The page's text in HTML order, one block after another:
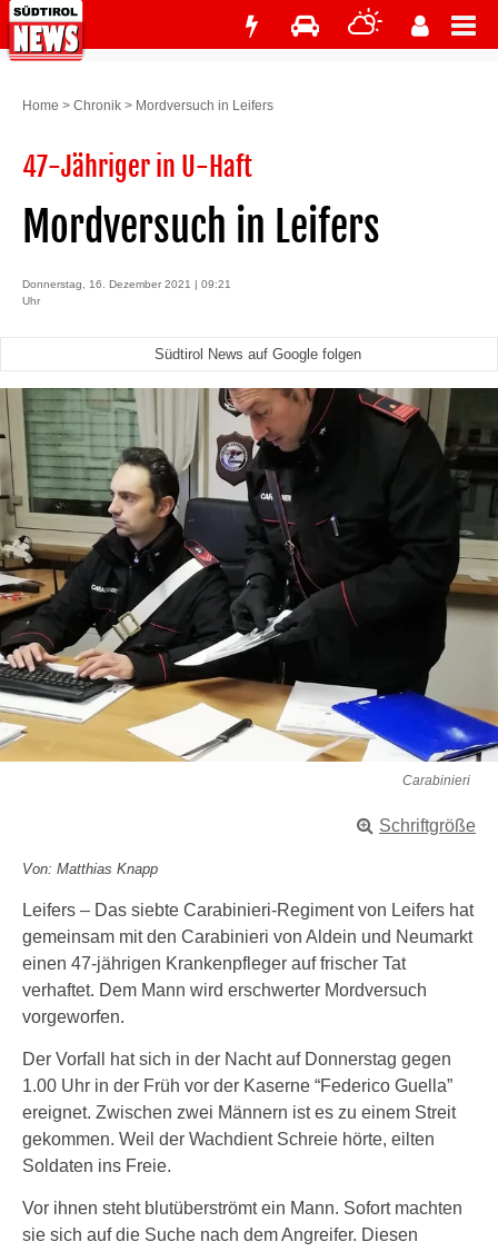
Home > Chronik > Mordversuch in Leifers
47-Jähriger in U-Haft
Mordversuch in Leifers
Donnerstag, 16. Dezember 2021 | 09:21
Uhr
Südtirol News auf Google folgen
Carabinieri
Schriftgröße
Von: Matthias Knapp
Leifers – Das siebte Carabinieri-Regiment von Leifers hat
gemeinsam mit den Carabinieri von Aldein und Neumarkt
einen 47-jährigen Krankenpfleger auf frischer Tat
verhaftet. Dem Mann wird erschwerter Mordversuch
vorgeworfen.
Der Vorfall hat sich in der Nacht auf Donnerstag gegen
1.00 Uhr in der Früh vor der Kaserne “Federico Guella”
ereignet. Zwischen zwei Männern ist es zu einem Streit
gekommen. Weil der Wachdient Schreie hörte, eilten
Soldaten ins Freie.
Vor ihnen steht blutüberströmt ein Mann. Sofort machten
sie sich auf die Suche nach dem Angreifer. Diesen